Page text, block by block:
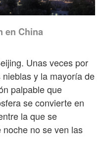
en China
Unas veces por
y la mayoría de
palpable que
se convierte en
la que se
no se ven las